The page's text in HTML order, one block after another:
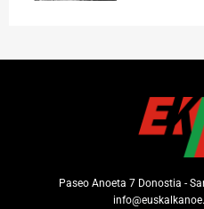
Paseo Anoeta 7 Donostia -